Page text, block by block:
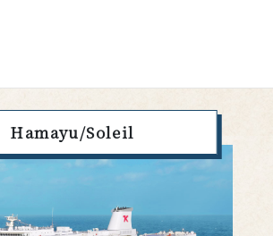
Hamayu/Soleil